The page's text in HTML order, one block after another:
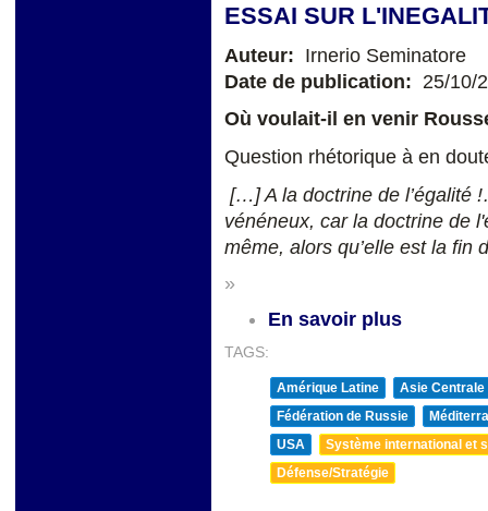
ESSAI SUR
Auteur: Irnerio Seminatore
Date de publication: 25/10/
Où voulait-il en venir
Question rhétorique à en
[…] A la doctrine de l’égalité
vénéneux, car la doctrine de
même, alors qu’elle est la
»
En savoir plus
TAGS:
Amérique Latine
Asie Centrale
Fédération de Russie
USA
Système international et
Défense/Stratégie